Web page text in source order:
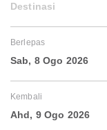
Destinasi
Berlepas
Sab, 8 Ogo 2026
Kembali
Ahd, 9 Ogo 2026